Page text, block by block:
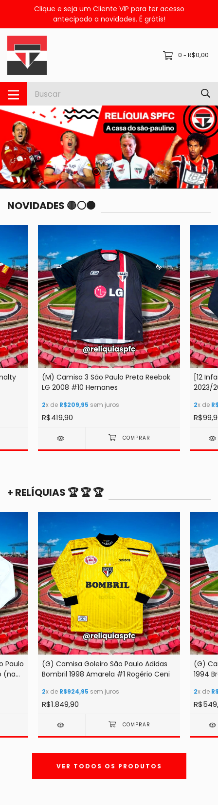
Clique e seja um Cliente VIP para ter acesso
antecipado a novidades. É grátis!
0 - R$0,00
NOVIDADES 🔴⚪⚫
(M) Camisa 3 São Paulo Preta Reebok
LG 2008 #10 Hernanes
2x de R$209,95 sem juros
R$419,90
[12
2023/
2x de
+ RELÍQUIAS 🏆 🏆 🏆
Paulo
(na
(G) Camisa Goleiro São Paulo Adidas
Bombril 1998 Amarela #1 Rogério Ceni
2x de R$924,95 sem juros
R$1.849,90
(G)
1994
2x de
VER TODOS OS PRODUTOS